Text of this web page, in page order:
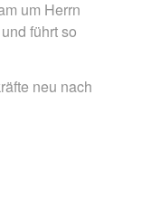
um Herrn
führt so
neu nach